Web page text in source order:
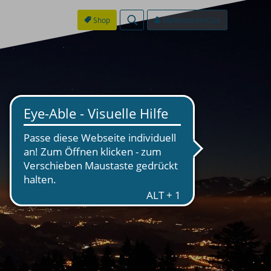
Shop MyMountainClub